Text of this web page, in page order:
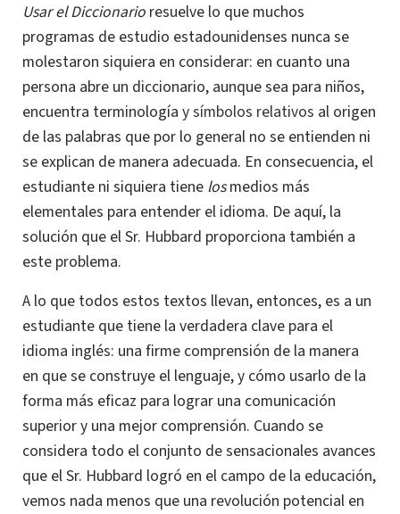
Usar el Diccionario resuelve lo que muchos
programas de estudio estadounidenses nunca se
molestaron siquiera en considerar: en cuanto una
persona abre un diccionario, aunque sea para niños,
encuentra terminología ysímbolos relativos al origen
de las palabras que por lo general no se entienden ni
se explican de manera adecuada. En consecuencia, el
estudiante ni siquiera tiene losmedios más
elementales para entender el idioma. De aquí, la
solución que el Sr. Hubbard proporciona también a
este problema.
A lo que todos estos textos llevan, entonces, es a un
estudiante que tiene la verdadera clave para el
idioma inglés: una firme comprensión de la manera
en que se construye el lenguaje, y cómo usarlo de la
forma más eficaz para lograr una comunicación
superior y una mejor comprensión. Cuando se
considera todo el conjunto de sensacionales avances
que el Sr. Hubbard logró en el campo de la educación,
vemos nada menos que una revolución potencial en